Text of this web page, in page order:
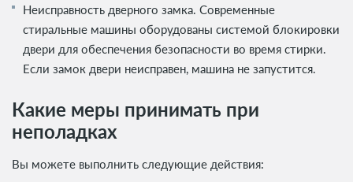
Неисправность дверного замка. Современные
стиральные машины оборудованы системой блокировки
двери для обеспечения безопасности во время стирки.
Если замок двери неисправен, машина не запустится.
Какие меры принимать при
неполадках
Вы можете выполнить следующие действия: